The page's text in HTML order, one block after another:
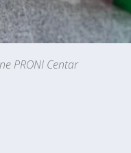
PRONI Centar